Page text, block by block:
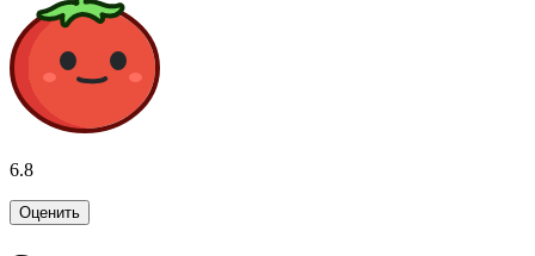
6.8
Оценить